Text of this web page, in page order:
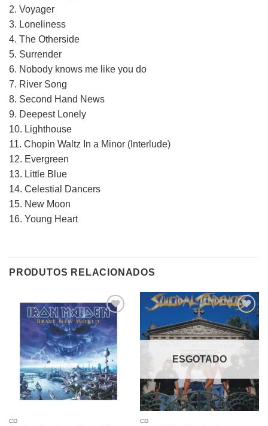
2. Voyager
3. Loneliness
4. The Otherside
5. Surrender
6. Nobody knows me like you do
7. River Song
8. Second Hand News
9. Deepest Lonely
10. Lighthouse
11. Chopin Waltz In a Minor (Interlude)
12. Evergreen
13. Little Blue
14. Celestial Dancers
15. New Moon
16. Young Heart
PRODUTOS RELACIONADOS
Adicionar
a lista de
desejos
CD
Adicionar
a lista de
desejos
ESGOTADO
CD